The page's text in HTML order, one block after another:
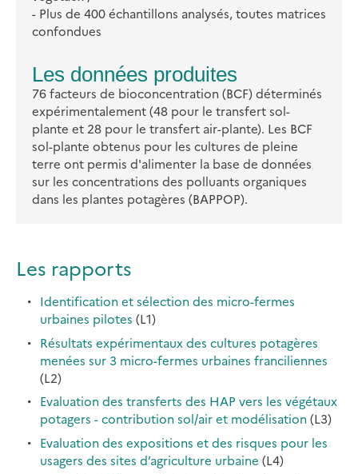
- Plus de 400 échantillons analysés, toutes matrices
confondues
Les données produites
76 facteurs de bioconcentration (BCF) déterminés
expérimentalement (48 pour le transfert sol-
plante et 28 pour le transfert air-plante). Les BCF
sol-plante obtenus pour les cultures de pleine
terre ont permis d'alimenter la base de données
sur les concentrations des polluants organiques
dans les plantes potagères (BAPPOP).
Les rapports
Identification et sélection des micro-fermes
urbaines pilotes (L1)
Résultats expérimentaux des cultures potagères
menées sur 3 micro-fermes urbaines franciliennes
(L2)
Evaluation des transferts des HAP vers les végétaux
potagers - contribution sol/air et modélisation (L3)
Evaluation des expositions et des risques pour les
usagers des sites d’agriculture urbaine (L4)